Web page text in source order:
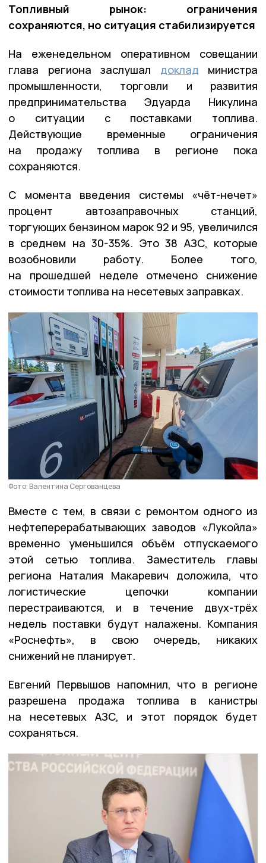
Топливный рынок: ограничения
сохраняются, но ситуация стабилизируется
На еженедельном оперативном совещании
глава региона заслушал доклад министра
промышленности, торговли и развития
предпринимательства Эдуарда Никулина
о ситуации с поставками топлива.
Действующие временные ограничения
на продажу топлива в регионе пока
сохраняются.
С момента введения системы «чёт-нечет»
процент автозаправочных станций,
торгующих бензином марок 92 и 95, увеличился
в среднем на 30-35%. Это 38 АЗС, которые
возобновили работу. Более того,
на прошедшей неделе отмечено снижение
стоимости топлива на несетевых заправках.
Фото: Валентина Сергованцева
Вместе с тем, в связи с ремонтом одного из
нефтеперерабатывающих заводов «Лукойла»
временно уменьшился объём отпускаемого
этой сетью топлива. Заместитель главы
региона Наталия Макаревич доложила, что
логистические цепочки компании
перестраиваются, и в течение двух-трёх
недель поставки будут налажены. Компания
«Роснефть», в свою очередь, никаких
снижений не планирует.
Евгений Первышов напомнил, что в регионе
разрешена продажа топлива в канистры
на несетевых АЗС, и этот порядок будет
сохраняться.